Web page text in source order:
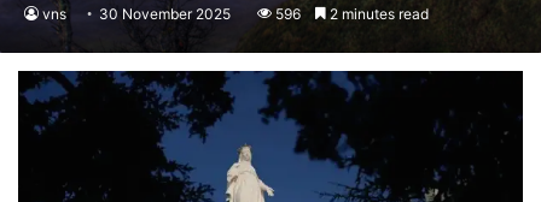
vns 30 November 2025 596 2 minutes read